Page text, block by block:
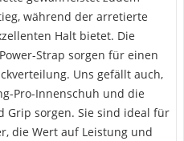
während der arretierte
Halt bietet. Die
Strap sorgen für einen
Uns gefällt auch,
Pro-Innenschuh und die
Grip sorgen. Sie sind ideal für
die Wert auf Leistung und